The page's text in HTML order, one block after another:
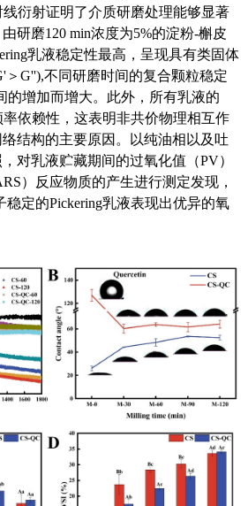
线衍射证明了介质研磨处理能够显著
研磨120 min浓度为5%的淀粉-槲皮
乳液稳定性最高，呈现具有类固体
＞ G''),不同研磨时间的复合颗粒稳定
的增加而增大。此外，所有乳液的
依赖性，这表明非共价物理相互作
结构的主要原因。以纯油相以及吐
对乳液贮藏期间的过氧化值（PV）
）反应物质的产生进行测定发现，
稳定的Pickering乳液表现出优异的氧